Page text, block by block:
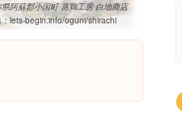
県阿蘇郡小国町 蒸鶏工房 白地商店
lets-begin.info/oguni/shirachi